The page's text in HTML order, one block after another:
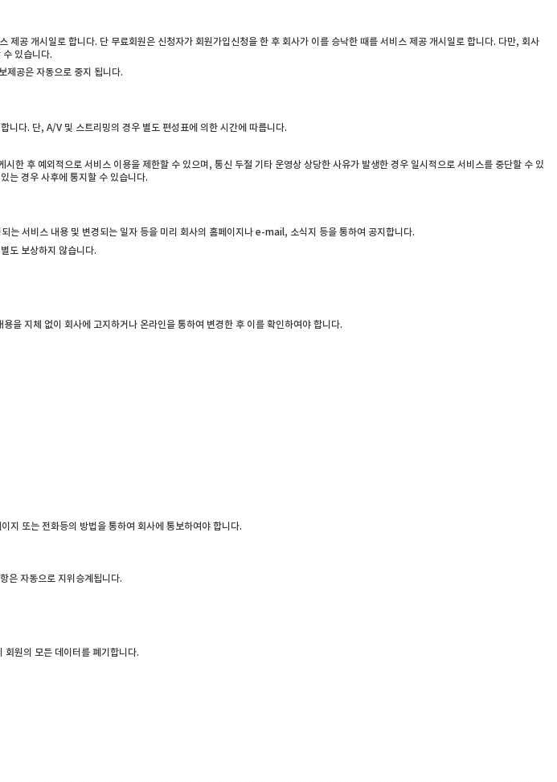
공 개시일로 합니다. 단 무료회원은 신청자가 회원가입신청을 한 후 회사가 이를 승낙한 때를 서비스 제공 개시일로 합니다. 다만, 회사
있습니다.
제공은 자동으로 중지 됩니다.
다. 단, A/V 및 스트리밍의 경우 별도 편성표에 의한 시간에 따릅니다.
후 예외적으로 서비스 이용을 제한할 수 있으며, 통신 두절 기타 운영상 상당한 사유가 발생한 경우 일시적으로 서비스를 중단할 수 있
는 경우 사후에 통지할 수 있습니다.
서비스 내용 및 변경되는 일자 등을 미리 회사의 홈페이지나 e-mail, 소식지 등을 통하여 공지합니다.
도 보상하지 않습니다.
을 지체 없이 회사에 고지하거나 온라인을 통하여 변경한 후 이를 확인하여야 합니다.
지 또는 전화등의 방법을 통하여 회사에 통보하여야 합니다.
은 자동으로 지위승계됩니다.
원의 모든 데이터를 폐기합니다.